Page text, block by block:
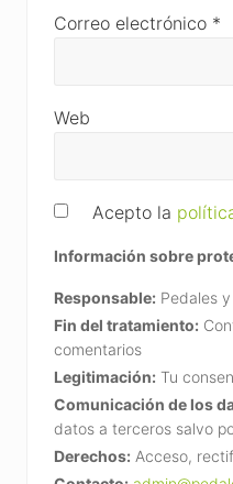
Correo electrónico *
Web
Acepto la
Información sobre
Responsable: Pedales
Fin del tratamiento:
comentarios
Legitimación: Tu
Comunicación de los
datos a terceros salvo
Derechos: Acceso,